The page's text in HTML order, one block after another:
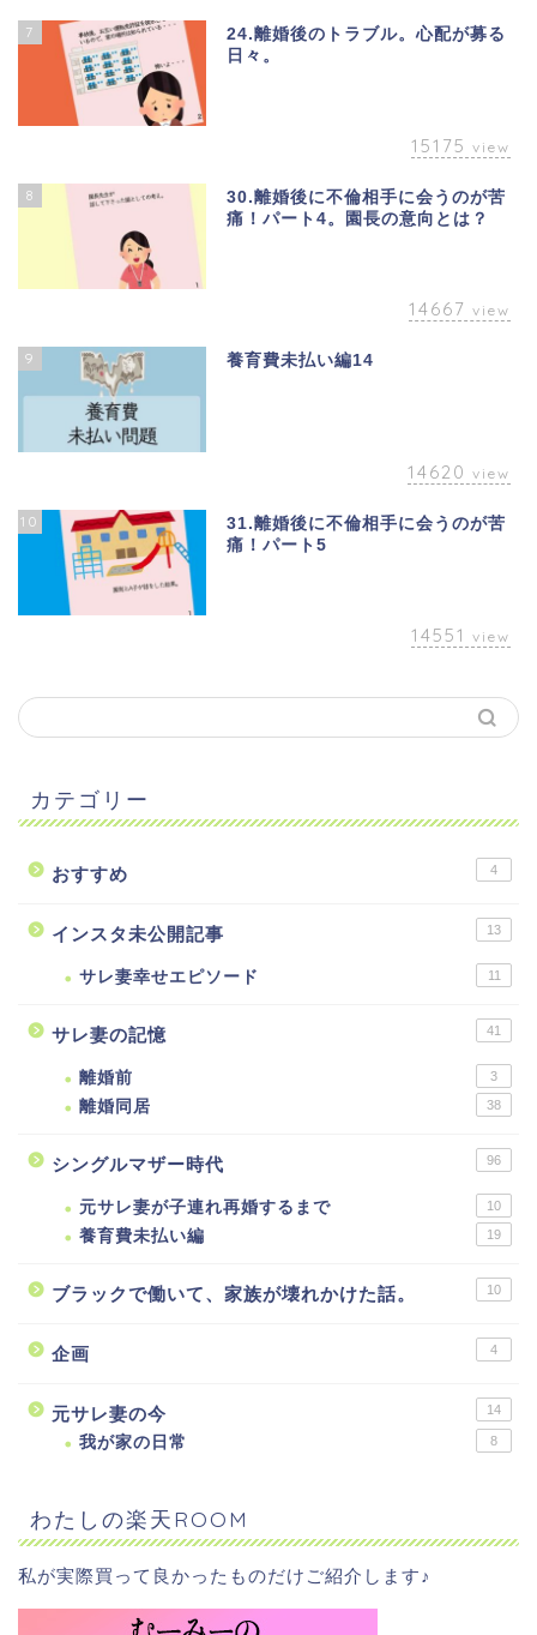
7
24.離婚後のトラブル。心配が募る
日々。
15175 view
8
30.離婚後に不倫相手に会うのが苦
痛！パート4。園長の意向とは？
14667 view
9 養育費未払い編14
14620 view
10
31.離婚後に不倫相手に会うのが苦
痛！パート5
14551 view
カテゴリー
おすすめ 4
インスタ未公開記事 13
サレ妻幸せエピソード 11
サレ妻の記憶 41
離婚前 3
離婚同居 38
シングルマザー時代 96
元サレ妻が子連れ再婚するまで 10
養育費未払い編 19
ブラックで働いて、家族が壊れかけた話。 10
企画 4
元サレ妻の今 14
我が家の日常 8
わたしの楽天ROOM
私が実際買って良かったものだけご紹介します♪